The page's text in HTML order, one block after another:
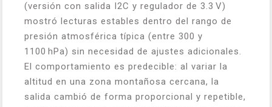
(versión con salida I2C y regulador de 3.3 V)
mostró lecturas estables dentro del rango de
presión atmosférica típica (entre 300 y
1100 hPa) sin necesidad de ajustes adicionales.
El comportamiento es predecible: al variar la
altitud en una zona montañosa cercana, la
salida cambió de forma proporcional y repetible,